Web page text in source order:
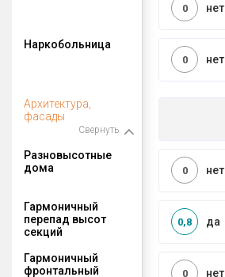
нет
0
Наркобольница
нет
0
Архитектура,
фасады
Свернуть
Разновысотные
дома
нет
0
Гармоничный
перепад высот
секций
да
0,8
Гармоничный
фронтальный
нет
0